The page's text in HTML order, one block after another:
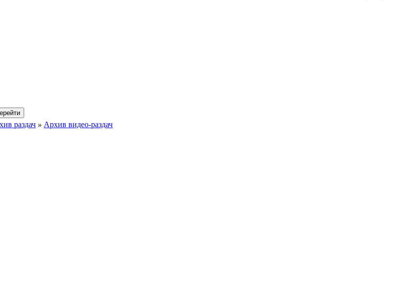
раздач » Архив видео-раздач